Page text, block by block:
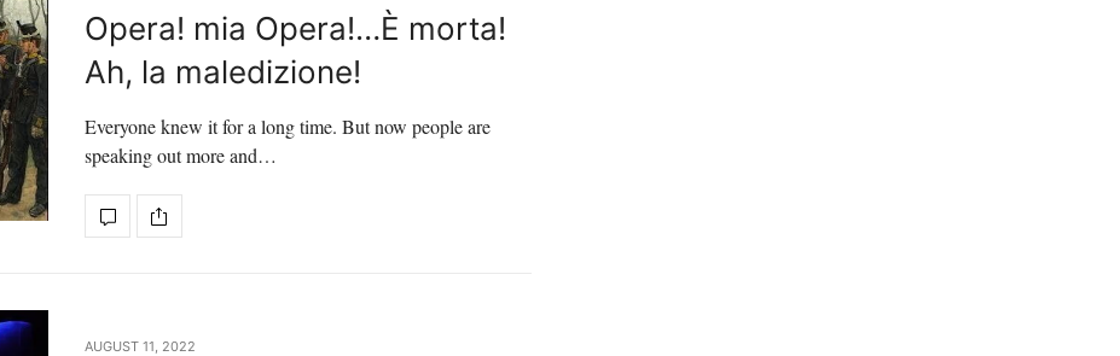
Opera! mia Opera!…È morta!
Ah, la maledizione!
Everyone knew it for a long time. But now people are
speaking out more and…
AUGUST 11, 2022